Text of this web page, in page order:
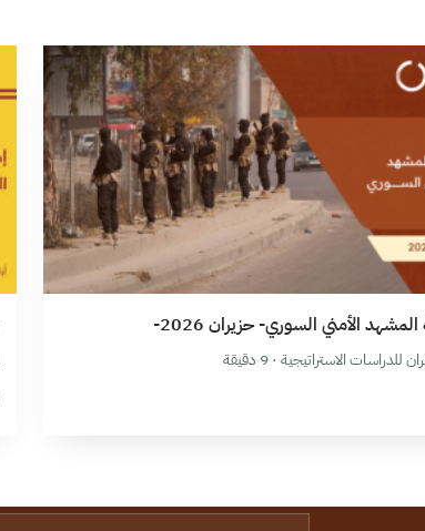
الأمني السوري- حزيران 2026-
للدراسات الاستراتيجية · 9 دقيقة